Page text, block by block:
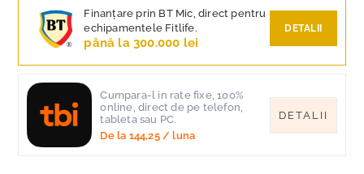
Finanțare prin BT Mic, direct pentru
echipamentele Fitlife.
până la 300.000 lei
DETALII
Cumpara-l in rate fixe, 100%
online, direct de pe telefon,
tableta sau PC.
De la 144,25/ luna
DETALII